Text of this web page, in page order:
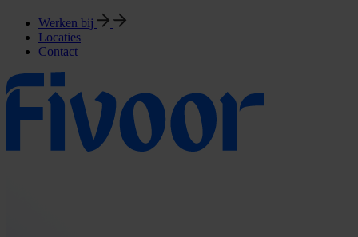
Werken bij
Locaties
Contact